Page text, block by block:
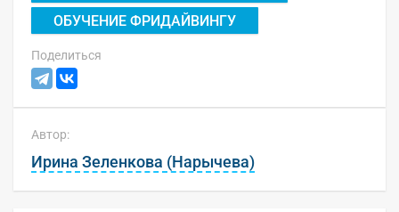
ОБУЧЕНИЕ ФРИДАЙВИНГУ
Поделиться
Автор:
Ирина Зеленкова (Нарычева)